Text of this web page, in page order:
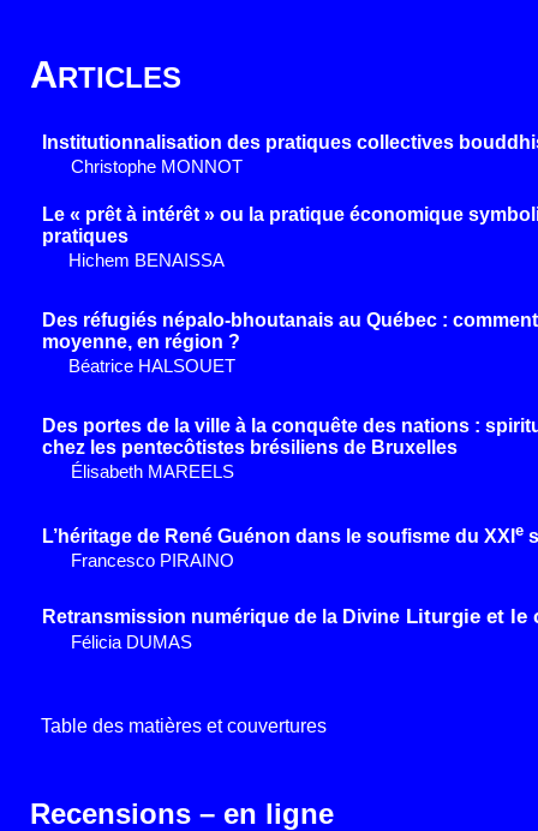
ARTICLES
Institutionnalisation des pratiques collectives
Christophe MONNOT
Le « prêt à intérêt » ou la pratique économique
pratiques
Hichem BENAISSA
Des réfugiés népalo-bhoutanais au Québec :
moyenne, en région ?
Béatrice HALSOUET
Des portes de la ville à la conquête des nations :
chez les pentecôtistes brésiliens de Bruxelles
Élisabeth MAREELS
L’héritage de René Guénon dans le soufisme du XXIe
Francesco PIRAINO
Retransmission numérique de la DivineLiturgie et le
Félicia DUMAS
Table des matières et couvertures
Recensions – en ligne